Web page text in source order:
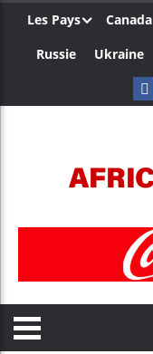
Les Pays Canada
Russie
Ukraine